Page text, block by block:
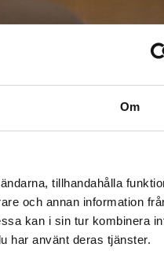
Om
tillhandahålla
och annan information
kan i sin tur kombinera
har använt deras tjänster.
– som en långsiktig, strategisk